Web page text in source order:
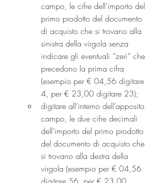
campo, le cifre dell’importo del
primo prodotto del documento
di acquisto che si trovano alla
sinistra della virgola senza
indicare gli eventuali “zeri” che
precedono la prima cifra
(esempio per € 04,56 digitare
4, per € 23,00 digitare 23);
digitare all’interno dell’apposito
campo, le due cifre decimali
dell’importo del primo prodotto
del documento di acquisto che
si trovano alla destra della
virgola (esempio per € 04,56